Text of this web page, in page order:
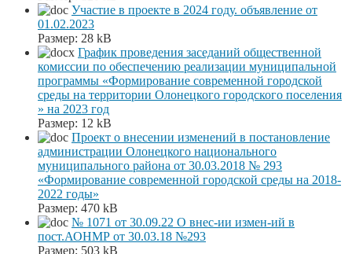
Участие в проекте в 2024 году. объявление от
01.02.2023
Размер: 28 kB
График проведения заседаний общественной
комиссии по обеспечению реализации муниципальной
программы «Формирование современной городской
среды на территории Олонецкого городского поселения
» на 2023 год
Размер: 12 kB
Проект о внесении изменений в постановление
администрации Олонецкого национального
муниципального района от 30.03.2018 № 293
«Формирование современной городской среды на 2018-
2022 годы»
Размер: 470 kB
№ 1071 от 30.09.22 О внес-ии измен-ий в
пост.АОНМР от 30.03.18 №293
Размер: 503 kB